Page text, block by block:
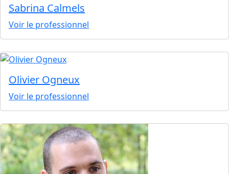
Sabrina Calmels
Voir le professionnel
Olivier Ogneux
Voir le professionnel